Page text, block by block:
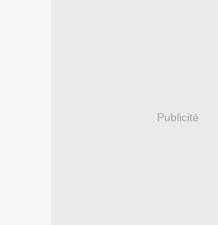
Publicité